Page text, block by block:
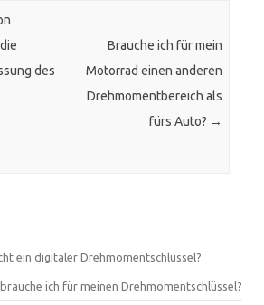
des
Brauche ich für mein
Motorrad einen anderen
Drehmomentbereich als
fürs Auto? →
ein digitaler Drehmomentschlüssel?
ich für meinen Drehmomentschlüssel?